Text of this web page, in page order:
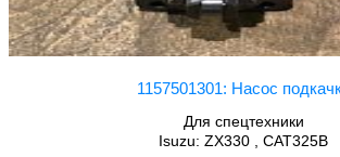
1157501301: Насос
Для спецтехники
Isuzu: ZX330 , CAT325B